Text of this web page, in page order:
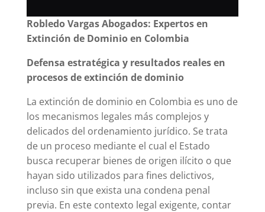
Robledo Vargas Abogados: Expertos en
Extinción de Dominio en Colombia
Defensa estratégica y resultados reales en
procesos de extinción de dominio
La extinción de dominio en Colombia es uno de
los mecanismos legales más complejos y
delicados del ordenamiento jurídico. Se trata
de un proceso mediante el cual el Estado
busca recuperar bienes de origen ilícito o que
hayan sido utilizados para fines delictivos,
incluso sin que exista una condena penal
previa. En este contexto legal exigente, contar